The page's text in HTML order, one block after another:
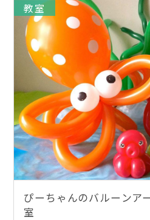
教室
ぴーちゃんのバルーンア
室